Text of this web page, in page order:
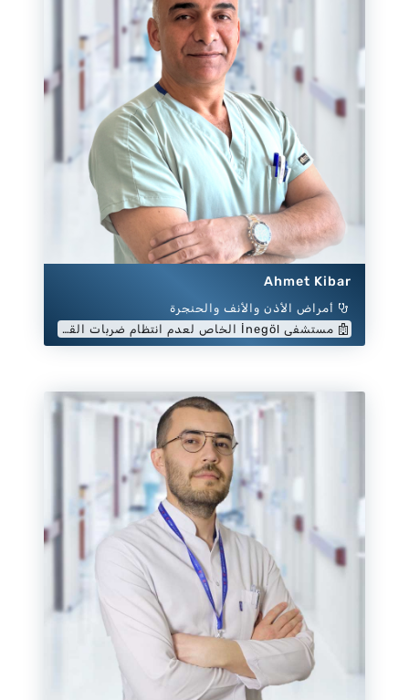
Ahmet Kibar
أمراض الأذن والأنف والحنجرة
مستشفى İnegöl الخاص لعدم انتظام ضربات القلب